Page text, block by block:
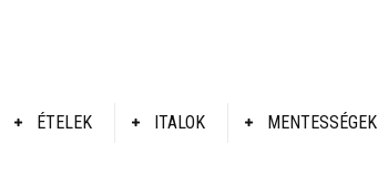
ÉTELEK ITALOK MENTESSÉGEK